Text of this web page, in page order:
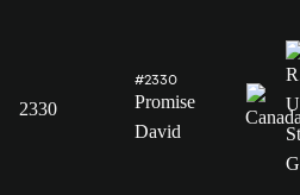
2330
#2330
Promise
David